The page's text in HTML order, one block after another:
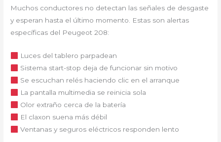
Muchos conductores no detectan las señales de desgaste
y esperan hasta el último momento. Estas son alertas
específicas del Peugeot 208:
Luces del tablero parpadean
Sistema start-stop deja de funcionar sin motivo
Se escuchan relés haciendo clic en el arranque
La pantalla multimedia se reinicia sola
Olor extraño cerca de la batería
El claxon suena más débil
Ventanas y seguros eléctricos responden lento